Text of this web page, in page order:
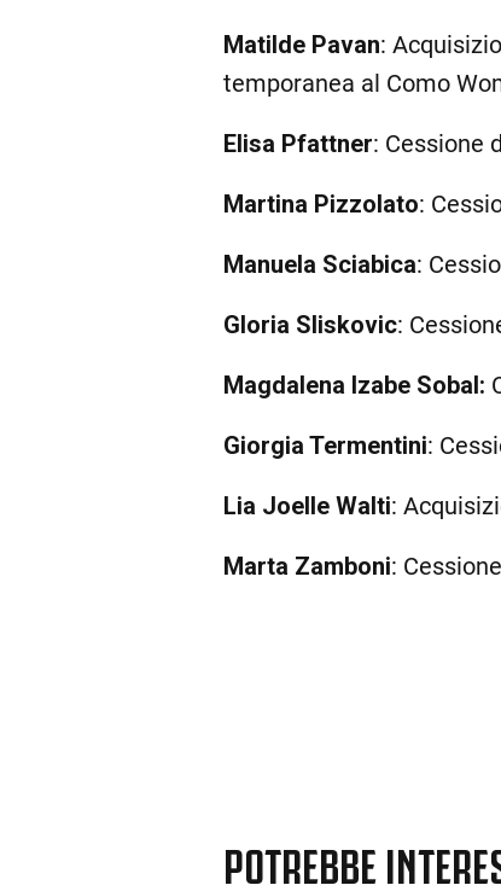
Matilde Pavan:
temporanea al Como
Elisa Pfattner: Cessione
Martina Pizzolato:
Manuela Sciabica:
Gloria Sliskovic:
Magdalena Izabe Sobal:
Giorgia Termentini:
Lia Joelle Walti:
Marta Zamboni:
POTREBBE